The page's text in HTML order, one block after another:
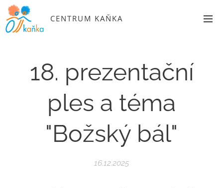
CENTRUM KAŇKA
18. prezentační
ples a téma
"Božský bál"
16.12.2025